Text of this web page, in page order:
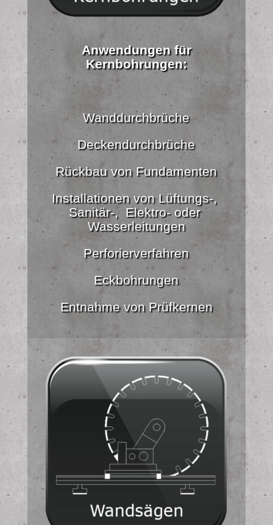
Anwendungen für
Kernbohrungen:
Wanddurchbrüche
Deckendurchbrüche
Rückbau von Fundamenten
Installationen von Lüftungs-,
Sanitär-, Elektro- oder
Wasserleitungen
Perforierverfahren
Eckbohrungen
Entnahme von Prüfkernen